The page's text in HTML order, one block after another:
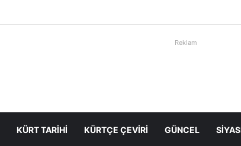
Reklam
KÜRT TARIHI KÜRTÇE ÇEVIRI GÜNCEL